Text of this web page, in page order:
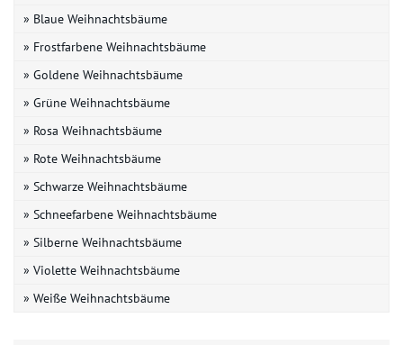
» Blaue Weihnachtsbäume
» Frostfarbene Weihnachtsbäume
» Goldene Weihnachtsbäume
» Grüne Weihnachtsbäume
» Rosa Weihnachtsbäume
» Rote Weihnachtsbäume
» Schwarze Weihnachtsbäume
» Schneefarbene Weihnachtsbäume
» Silberne Weihnachtsbäume
» Violette Weihnachtsbäume
» Weiße Weihnachtsbäume